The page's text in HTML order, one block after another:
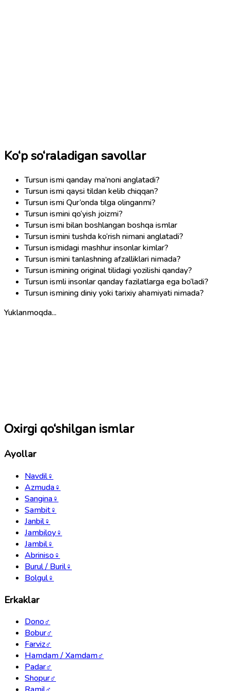
Ko‘p so‘raladigan savollar
Tursun ismi qanday ma’noni anglatadi?
Tursun ismi qaysi tildan kelib chiqqan?
Tursun ismi Qur’onda tilga olinganmi?
Tursun ismini qo‘yish joizmi?
Tursun ismi bilan boshlangan boshqa ismlar
Tursun ismini tushda ko‘rish nimani anglatadi?
Tursun ismidagi mashhur insonlar kimlar?
Tursun ismini tanlashning afzalliklari nimada?
Tursun ismining original tilidagi yozilishi qanday?
Tursun ismli insonlar qanday fazilatlarga ega bo‘ladi?
Tursun ismining diniy yoki tarixiy ahamiyati nimada?
Yuklanmoqda...
Oxirgi qo‘shilgan ismlar
Ayollar
Navdil♀
Azmuda♀
Sangina♀
Sambit♀
Janbil♀
Jambiloy♀
Jambil♀
Abriniso♀
Burul / Buril♀
Bolgul♀
Erkaklar
Dono♂
Bobur♂
Farviz♂
Hamdam / Xamdam♂
Padar♂
Shopur♂